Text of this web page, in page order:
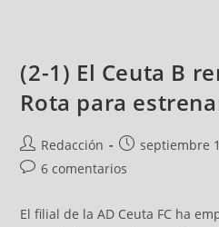
(2-1) El Ceuta B
Rota para
Redacción septiembre
6 comentarios
El filial de la AD Ceuta FC ha